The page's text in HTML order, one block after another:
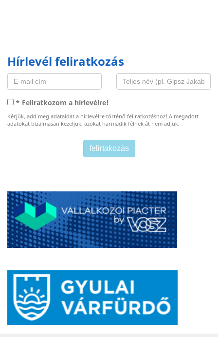
Hírlevél feliratkozás
* Feliratkozom a hírlevélre!
Kérjük, add meg adataidat a hírlevélre történő feliratkozáshoz! A megadott
adatokat bizalmasan kezeljük, azokat harmadik félnek át nem adjuk.